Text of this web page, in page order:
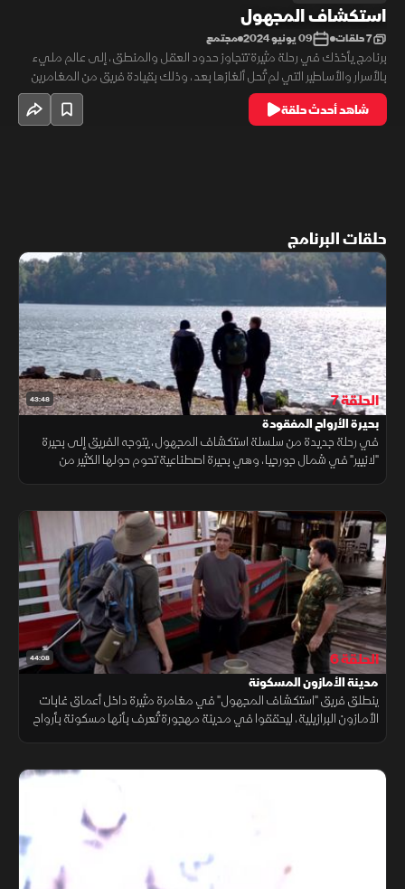
استكشاف المجهول
7 حلقات 09 يونيو 2024 مجتمع
برنامج يأخذك في رحلة مثيرة تتجاوز حدود العقل والمنطق، إلى عالم مليء
بالأسرار والأساطير التي لم تُحل ألغازها بعد، وذلك بقيادة فريق من المغامرين
والعلماء الشجعان، لينغمس في أعماق الظواهر الخارقة والألغاز الغامضة. من
المخلوقات الأسطورية التي تحاكي الخيال إلى الظواهر الطبيعية التي تثير
شاهد أحدث حلقة
حلقات البرنامج
43:48 الحلقة 7
بحيرة الأرواح المفقودة
في رحلة جديدة من سلسلة استكشاف المجهول، يتوجه الفريق إلى بحيرة
"لانيير" في شمال جورجيا، وهي بحيرة اصطناعية تحوم حولها الكثير من
44:08 الحلقة 6
مدينة الأمازون المسكونة
ينطلق فريق "استكشاف المجهول" في مغامرة مثيرة داخل أعماق غابات
الأمازون البرازيلية، ليحققوا في مدينة مهجورة تُعرف بأنها مسكونة بأرواح